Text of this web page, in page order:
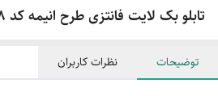
تابلو بک لایت فانتزی طرح انیمه کد LPF-21018
توضیحات نظرات کاربران